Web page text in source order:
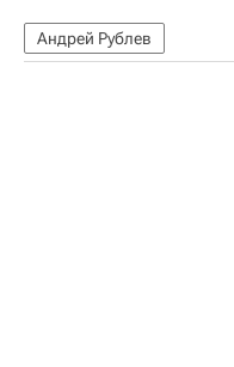
Андрей Рублев